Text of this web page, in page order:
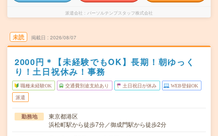
派遣会社 パーソルテンプスタッフ株式会社
未読 掲載日 2026/08/07
2000円＊【未経験でもOK】長期！朝ゆっく
り！土日祝休み！事務
職種未経験OK 交通費別途支給あり 土日祝日が休み WEB登録OK
派遣
勤務地
東京都港区
浜松町駅から徒歩7分／御成門駅から徒歩2分